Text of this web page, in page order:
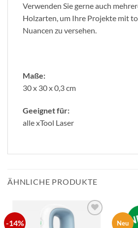
Verwenden Sie gerne auch
Holzarten, um Ihre Projekte mit
Nuancen zu versehen.
Maße:
30 x 30 x 0,3 cm
Geeignet für:
alle xTool Laser
ÄHNLICHE PRODUKTE
-14% Neu